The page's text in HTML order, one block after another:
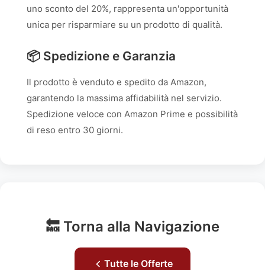
uno sconto del 20%, rappresenta un'opportunità
unica per risparmiare su un prodotto di qualità.
📦 Spedizione e Garanzia
Il prodotto è venduto e spedito da Amazon,
garantendo la massima affidabilità nel servizio.
Spedizione veloce con Amazon Prime e possibilità
di reso entro 30 giorni.
🔙 Torna alla Navigazione
Tutte le Offerte